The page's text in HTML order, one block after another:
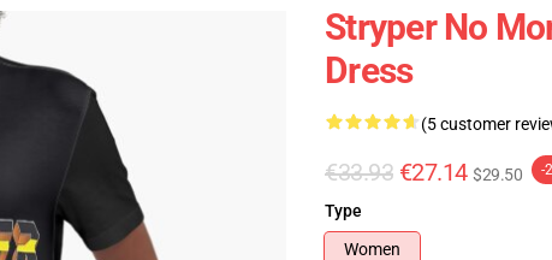
Stryper No
Dress
(5 customer
€33.93 €27.14 $29.50 -
Type
Women